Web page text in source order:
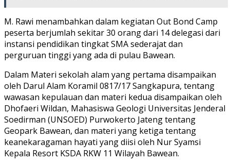
M. Rawi menambahkan dalam kegiatan Out Bond Camp
peserta berjumlah sekitar 30 orang dari 14 delegasi dari
instansi pendidikan tingkat SMA sederajat dan
perguruan tinggi yang ada di pulau Bawean.
Dalam Materi sekolah alam yang pertama disampaikan
oleh Darul Alam Koramil 0817/17 Sangkapura, tentang
wawasan kepulauan dan materi kedua disampaikan oleh
Dhofaeri Wildan, Mahasiswa Geologi Universitas Jenderal
Soedirman (UNSOED) Purwokerto Jateng tentang
Geopark Bawean, dan materi yang ketiga tentang
keanekaragaman hayati yang diisi oleh Nur Syamsi
Kepala Resort KSDA RKW 11 Wilayah Bawean.